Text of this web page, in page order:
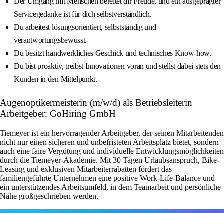
Servicegedanke ist für dich selbstverständlich.
Du arbeitest lösungsorientiert, selbstständig und
verantwortungsbewusst.
Du besitzt handwerkliches Geschick und technisches Know-how.
Du bist proaktiv, treibst Innovationen voran und stellst dabei stets den
Kunden in den Mittelpunkt.
Augenoptikermeisterin (m/w/d) als Betriebsleiterin
Arbeitgeber: GoHiring GmbH
Tiemeyer ist ein hervorragender Arbeitgeber, der seinen Mitarbeitenden
nicht nur einen sicheren und unbefristeten Arbeitsplatz bietet, sondern
auch eine faire Vergütung und individuelle Entwicklungsmöglichkeiten
durch die Tiemeyer-Akademie. Mit 30 Tagen Urlaubsanspruch, Bike-
Leasing und exklusiven Mitarbeiterrabatten fördert das
familiengeführte Unternehmen eine positive Work-Life-Balance und
ein unterstützendes Arbeitsumfeld, in dem Teamarbeit und persönliche
Nähe großgeschrieben werden.